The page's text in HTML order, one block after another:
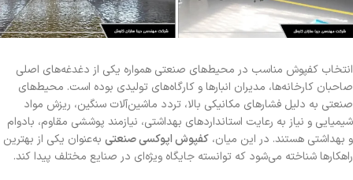
انتخاب کفپوش مناسب در محیط‌های صنعتی همواره یکی از دغدغه‌های اصلی
صاحبان کارخانه‌ها، مدیران انبارها و کارگاه‌های تولیدی بوده است. محیط‌های
صنعتی به دلیل فشارهای مکانیکی بالا، تردد ماشین‌آلات سنگین، ریزش مواد
شیمیایی و نیاز به رعایت استانداردهای بهداشتی، نیازمند پوششی مقاوم، بادوام
و بهداشتی هستند. در این میان، کفپوش اپوکسی صنعتی به‌عنوان یکی از بهترین
راهکارها شناخته می‌شود که توانسته جایگاه ویژه‌ای در صنایع مختلف پیدا کند.